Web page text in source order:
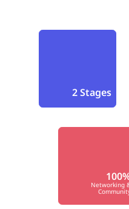
2 Stages
Networking